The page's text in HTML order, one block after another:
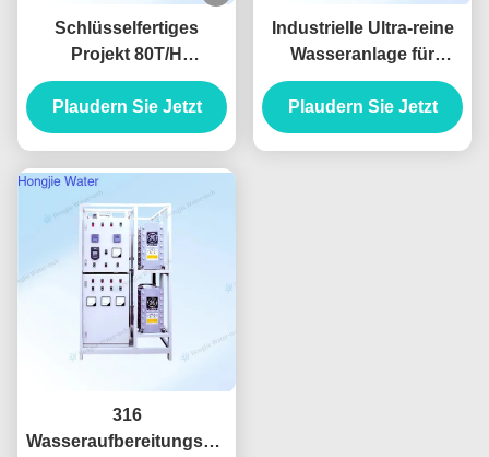
Schlüsselfertiges
Projekt 80T/H
Reinstwasseranlage für
die Reinigung von
Display-Panels
Plaudern Sie Jetzt
Industrielle Ultra-reine
Wasseranlage für
Lithographie
Plaudern Sie Jetzt
316
Wasseraufbereitungsanlage